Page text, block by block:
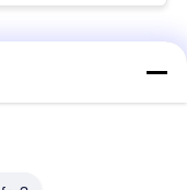
구리 와이어
코팅 구리 평면 유선